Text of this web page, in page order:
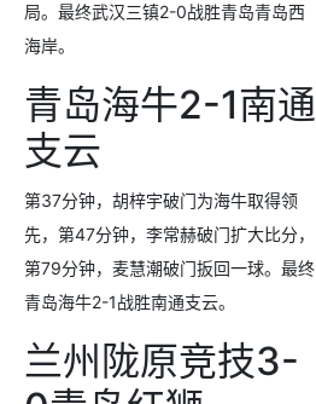
局。最终武汉三镇2-0战胜青岛青岛西
海岸。
青岛海牛2-1南通
支云
第37分钟，胡梓宇破门为海牛取得领
先，第47分钟，李常赫破门扩大比分，
第79分钟，麦慧潮破门扳回一球。最终
青岛海牛2-1战胜南通支云。
兰州陇原竞技3-